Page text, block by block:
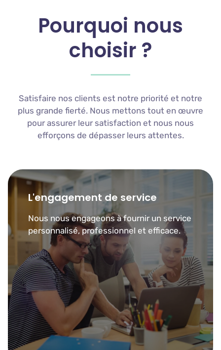
Pourquoi nous
choisir ?
Satisfaire nos clients est notre priorité et notre
plus grande fierté. Nous mettons tout en œuvre
pour assurer leur satisfaction et nous nous
efforçons de dépasser leurs attentes.
L'engagement de service
Nous nous engageons à fournir un service
personnalisé, professionnel et efficace.